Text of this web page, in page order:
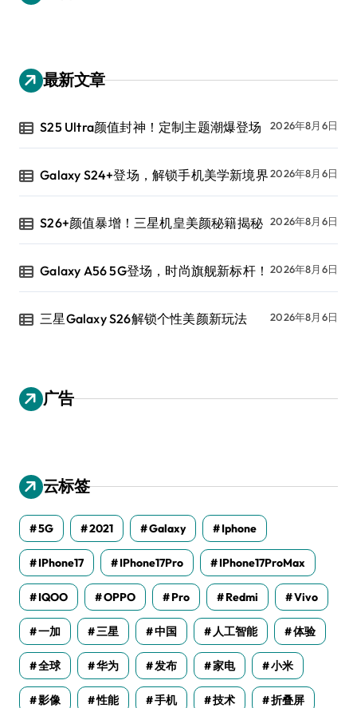
最新文章
S25 Ultra颜值封神！定制主题潮爆登场 2026年8月6日
Galaxy S24+登场，解锁手机美学新境界2026年8月6日
S26+颜值暴增！三星机皇美颜秘籍揭秘 2026年8月6日
Galaxy A56 5G登场，时尚旗舰新标杆！ 2026年8月6日
三星Galaxy S26解锁个性美颜新玩法 2026年8月6日
广告
云标签
5G 2021 Galaxy Iphone
IPhone17 IPhone17Pro IPhone17ProMax
IQOO OPPO Pro Redmi Vivo
一加 三星 中国 人工智能 体验
全球 华为 发布 家电 小米
影像 性能 手机 技术 折叠屏